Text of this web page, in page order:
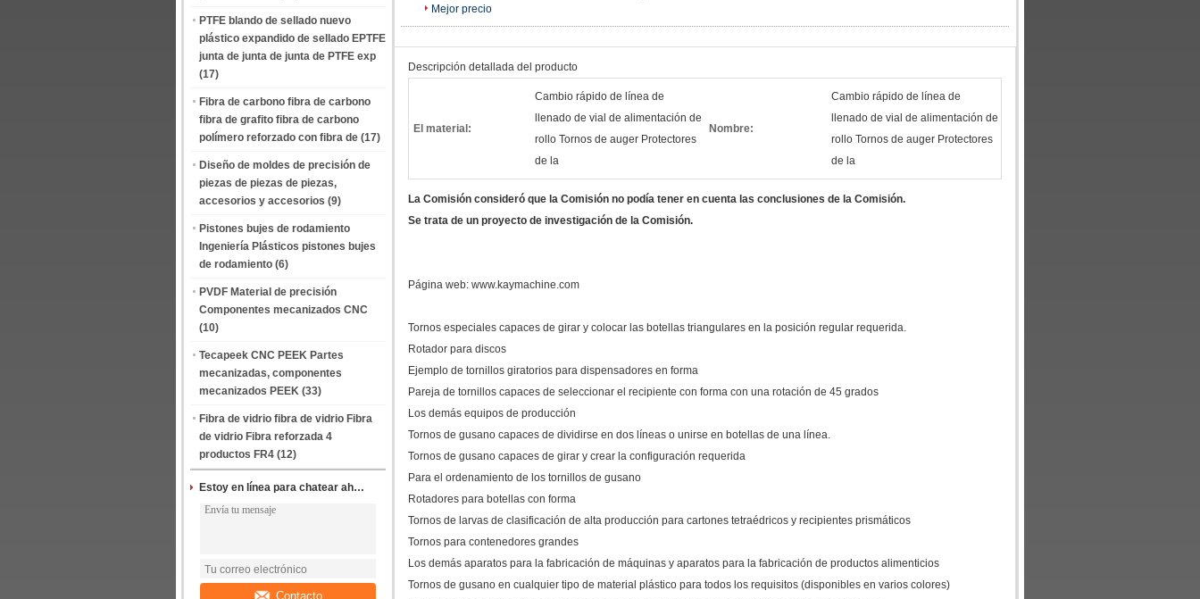
PTFE blando de sellado nuevo
plástico expandido de sellado EPTFE
junta de junta de junta de PTFE exp
(17)
Fibra de carbono fibra de carbono
fibra de grafito fibra de carbono
polímero reforzado con fibra de (17)
Diseño de moldes de precisión de
piezas de piezas de piezas,
accesorios y accesorios (9)
Pistones bujes de rodamiento
Ingeniería Plásticos pistones bujes
de rodamiento (6)
PVDF Material de precisión
Componentes mecanizados CNC
(10)
Tecapeek CNC PEEK Partes
mecanizadas, componentes
mecanizados PEEK (33)
Fibra de vidrio fibra de vidrio Fibra
de vidrio Fibra reforzada 4
productos FR4 (12)
Estoy en línea para chatear ahora
Contacto
Mejor precio
Descripción detallada del producto
El material:
Cambio rápido de línea de
llenado de vial de alimentación de
rollo Tornos de auger Protectores
de la
Nombre:
Cambio rápido de línea de
llenado de vial de alimentación de
rollo Tornos de auger Protectores
de la
La Comisión consideró que la Comisión no podía tener en cuenta las conclusiones de la Comisión.
Se trata de un proyecto de investigación de la Comisión.
Página web: www.kaymachine.com
Tornos especiales capaces de girar y colocar las botellas triangulares en la posición regular requerida.
Rotador para discos
Ejemplo de tornillos giratorios para dispensadores en forma
Pareja de tornillos capaces de seleccionar el recipiente con forma con una rotación de 45 grados
Los demás equipos de producción
Tornos de gusano capaces de dividirse en dos líneas o unirse en botellas de una línea.
Tornos de gusano capaces de girar y crear la configuración requerida
Para el ordenamiento de los tornillos de gusano
Rotadores para botellas con forma
Tornos de larvas de clasificación de alta producción para cartones tetraédricos y recipientes prismáticos
Tornos para contenedores grandes
Los demás aparatos para la fabricación de máquinas y aparatos para la fabricación de productos alimenticios
Tornos de gusano en cualquier tipo de material plástico para todos los requisitos (disponibles en varios colores)